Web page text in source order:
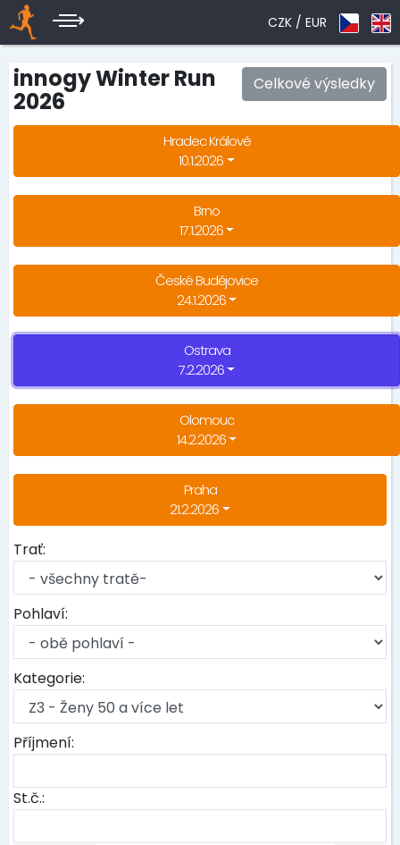
CZK / EUR
Celkové výsledky
innogy Winter Run
2026
Hradec Králové
10.1.2026
Brno
17.1.2026
České Budějovice
24.1.2026
Ostrava
7.2.2026
Olomouc
14.2.2026
Praha
21.2.2026
Trať:
Pohlaví:
Kategorie:
Příjmení:
St.č.: